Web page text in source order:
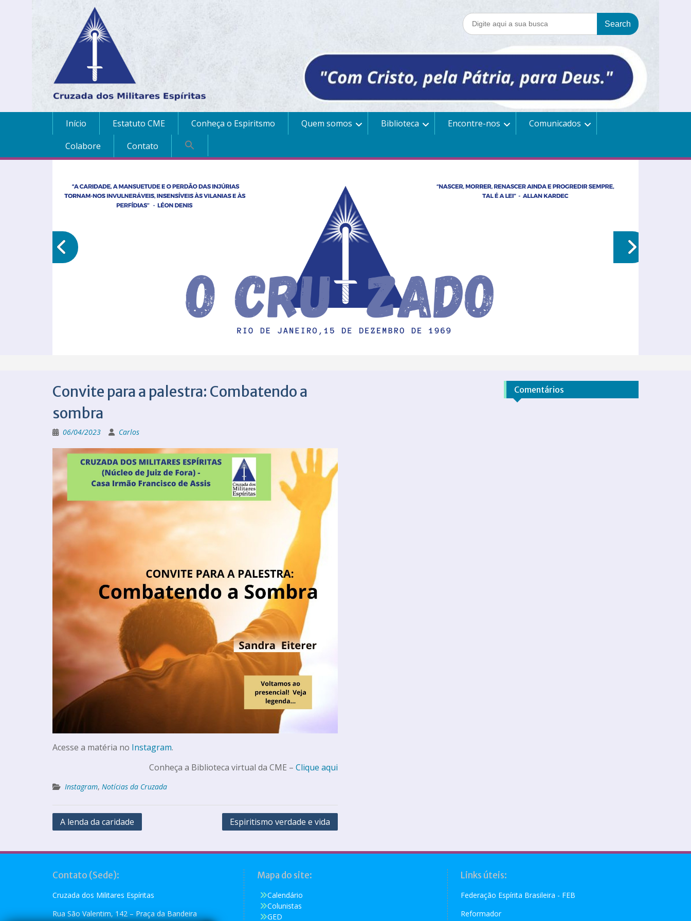
Início Estatuto CME Conheça o Espiritsmo Quem somos Biblioteca Encontre-nos
Comunicados
Colabore
Contato
Convite para a palestra: Combatendo a
sombra
06/04/2023 Carlos
Acesse a matéria no Instagram.
Conheça a Biblioteca virtual da CME – Clique aqui
Instagram, Notícias da Cruzada
A lenda da caridade Espiritismo verdade e vida
Comentários
Contato (Sede):
Cruzada dos Militares Espíritas
Rua São Valentim, 142 – Praça da Bandeira
Mapa do site:
Calendário
Colunistas
GED
Links úteis:
Federação Espírita Brasileira - FEB
Reformador